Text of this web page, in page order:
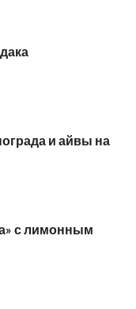
и айвы на
с лимонным